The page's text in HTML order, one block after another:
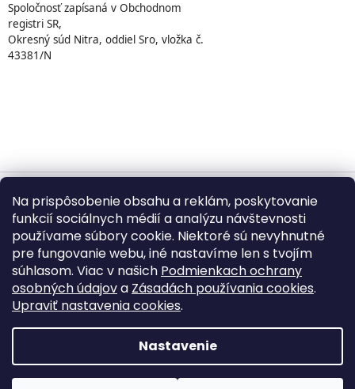
Na prispôsobenie obsahu a reklám, poskytovanie
funkcií sociálnych médií a analýzu návštevnosti
používame súbory cookie. Niektoré sú nevyhnutné
pre fungovanie webu, iné nastavíme len s tvojím
súhlasom. Viac v našich Podmienkach ochrany
osobných údajova Zásadách používania cookies.
Upraviť nastavenia cookies.
Nastavenie
Spoločnosť zapísaná v Obchodnom
registri SR,
Okresný súd Nitra, oddiel Sro, vložka č.
43381/N
Vytvoril Shoptet
Copyright 2026BUMBA.sk. Všetky práva vyhradené.
Upraviť nastavenie cookies
©2026BUMBA.sk – Kopírovanie textov, fotografií,
produktových popisov a grafických prvkov bez písomného
súhlasu je zakázané.